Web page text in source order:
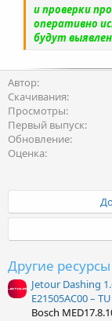
и проверки
оперативно
будут
Автор
Скачивания
Просмотры
Первый выпуск
Обновление
Оценка
Другие
Jetour Dashing
E21505AC00 –
Bosch